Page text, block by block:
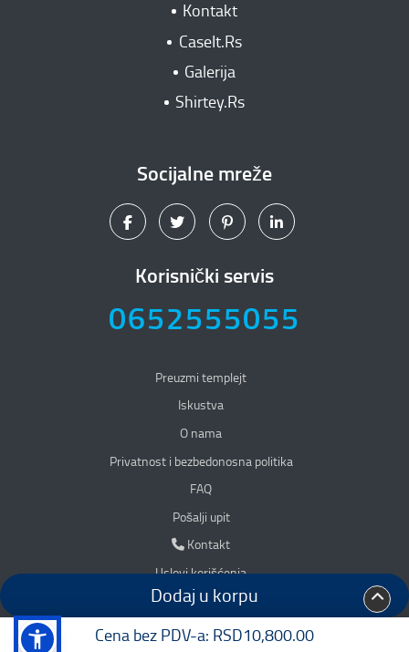
Cena bez PDV-a: RSD10,800.00
Dodaj u korpu
Kontakt
CaseIt.Rs
Galerija
Shirtey.Rs
Socijalne mreže
Korisnički servis
0652555055
Preuzmi templejt
Iskustva
O nama
Privatnost i bezbedonosna politika
Privatnost i bezbedonosna politika
FAQ
Pošalji upit
Kontakt
Kontakt
Uslovi korišćenja
Accessibility
Mapa sajta